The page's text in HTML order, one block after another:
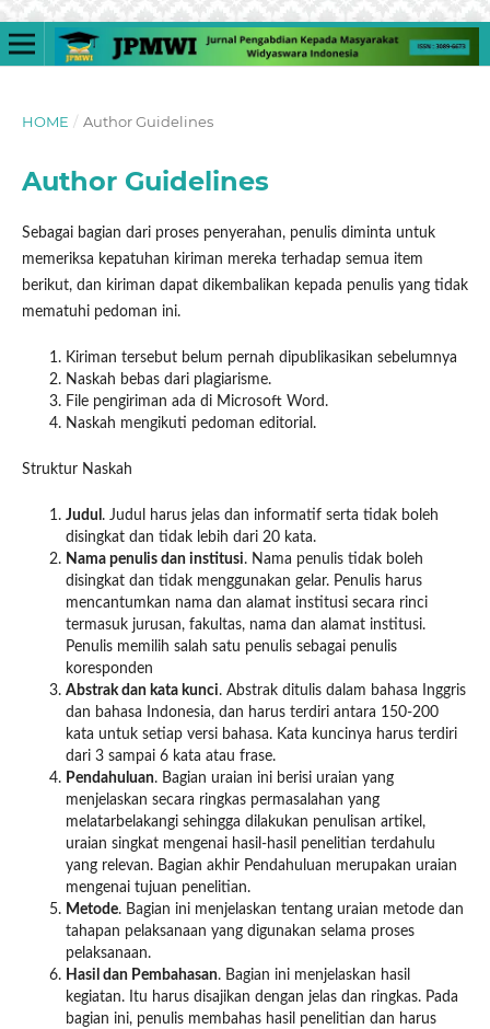
HOME / Author Guidelines
Author Guidelines
Sebagai bagian dari proses penyerahan, penulis diminta untuk
memeriksa kepatuhan kiriman mereka terhadap semua item
berikut, dan kiriman dapat dikembalikan kepada penulis yang tidak
mematuhi pedoman ini.
Kiriman tersebut belum pernah dipublikasikan sebelumnya
Naskah bebas dari plagiarisme.
File pengiriman ada di Microsoft Word.
Naskah mengikuti pedoman editorial.
Struktur Naskah
Judul . Judul harus jelas dan informatif serta tidak boleh
disingkat dan tidak lebih dari 20 kata.
Nama penulis dan institusi. Nama penulis tidak boleh
disingkat dan tidak menggunakan gelar. Penulis harus
mencantumkan nama dan alamat institusi secara rinci
termasuk jurusan, fakultas, nama dan alamat institusi.
Penulis memilih salah satu penulis sebagai penulis
koresponden
Abstrak dan kata kunci. Abstrak ditulis dalam bahasa Inggris
dan bahasa Indonesia, dan harus terdiri antara 150-200
kata untuk setiap versi bahasa. Kata kuncinya harus terdiri
dari 3 sampai 6 kata atau frase.
Pendahuluan. Bagian uraian ini berisi uraian yang
menjelaskan secara ringkas permasalahan yang
melatarbelakangi sehingga dilakukan penulisan artikel,
uraian singkat mengenai hasil-hasil penelitian terdahulu
yang relevan. Bagian akhir Pendahuluan merupakan uraian
mengenai tujuan penelitian.
Metode. Bagian ini menjelaskan tentang uraian metode dan
tahapan pelaksanaan yang digunakan selama proses
pelaksanaan.
Hasil dan Pembahasan. Bagian ini menjelaskan hasil
kegiatan. Itu harus disajikan dengan jelas dan ringkas. Pada
bagian ini, penulis membahas hasil penelitian dan harus